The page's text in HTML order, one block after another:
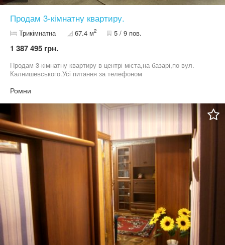
Продам 3-кімнатну квартиру.
Трикімнатна 67.4 м2 5 / 9 пов.
1 387 495 грн.
Продам 3-кімнатну квартиру в центрі міста,на базарі,по вул.
Калнишевського.Усі питання за телефоном
Ромни